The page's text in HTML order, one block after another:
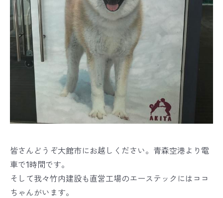
皆さんどうぞ大館市にお越しください。青森空港より電
車で1時間です。
そして我々竹内建設も直営工場のエーステックにはココ
ちゃんがいます。